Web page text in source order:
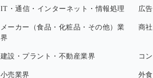
IT・通信・インターネット・情報処理 広
メーカー（食品・化粧品・その他）業
界
商
建設・プラント・不動産業界 コ
小売業界 外